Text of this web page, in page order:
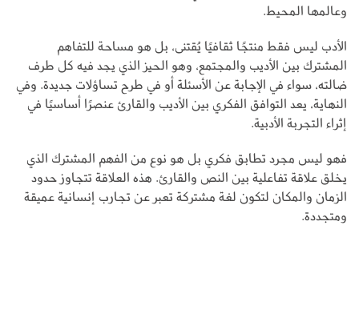
وعالمها المحيط.
الأدب ليس فقط منتجًا ثقافيًا يُقتنى، بل هو مساحة للتفاهم
المشترك بين الأديب والمجتمع، وهو الحيز الذي يجد فيه كل طرف
ضالته، سواء في الإجابة عن الأسئلة أو في طرح تساؤلات جديدة. وفي
النهاية، يعد التوافق الفكري بين الأديب والقارئ عنصرًا أساسيًا في
إثراء التجربة الأدبية.
فهو ليس مجرد تطابق فكري بل هو نوع من الفهم المشترك الذي
يخلق علاقة تفاعلية بين النص والقارئ. هذه العلاقة تتجاوز حدود
الزمان والمكان لتكون لغة مشتركة تعبر عن تجارب إنسانية عميقة
ومتجددة.